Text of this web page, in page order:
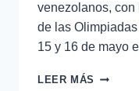
venezolanos, con
de las
15 y 16 de mayo
LEER MÁS